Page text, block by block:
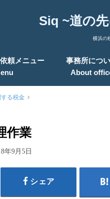
Siq ~道の
横浜の
頼メニュー
事務所につ
About
る税金
作業
年9月5日
シェア